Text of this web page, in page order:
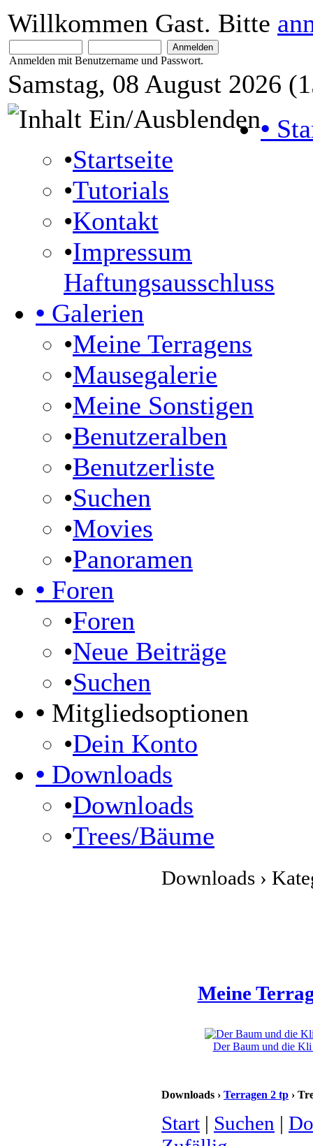
Willkommen Gast. Bitte
Anmelden mit Benutzername und Passwort.
Samstag, 08 August 2026
•
•Startseite
•Tutorials
•Kontakt
•Impressum
Haftungsausschluss
• Galerien
•Meine Terragens
•Mausegalerie
•Meine Sonstigen
•Benutzeralben
•Benutzerliste
•Suchen
•Movies
•Panoramen
• Foren
•Foren
•Neue Beiträge
•Suchen
• Mitgliedsoptionen
•Dein Konto
• Downloads
•Downloads
•Trees/Bäume
Downloads ›
Meine
Der Baum und die Kli
Downloads › Terragen 2 tp ›
Start | Suchen |